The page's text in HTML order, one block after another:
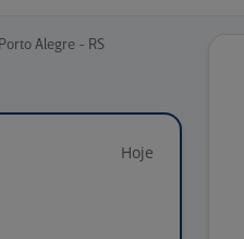
Alegre - RS
Hoje